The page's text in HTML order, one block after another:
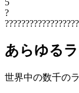
?
あらゆる
世界中の数千の